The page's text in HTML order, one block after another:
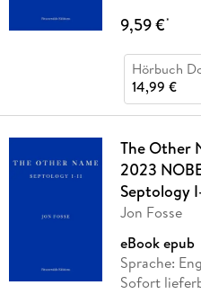
9,59 €*
Hörbuch
14,99 €
The Other
2023
Septology
Jon Fosse
eBook epub
Sprache:
Sofort